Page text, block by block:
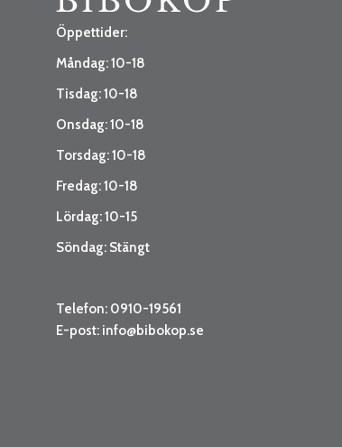
Öppettider:
Måndag: 10-18
Tisdag: 10-18
Onsdag: 10-18
Torsdag: 10-18
Fredag: 10-18
Lördag: 10-15
Söndag: Stängt
Telefon: 0910-19561
E-post: info@bibokop.se